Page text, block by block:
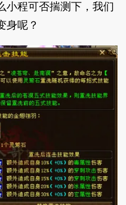
小程可否揣测下，我们
身呢？